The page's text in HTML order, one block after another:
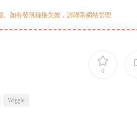
。如有發現鏈接失效，請聯系網站管理
0
Wiggle